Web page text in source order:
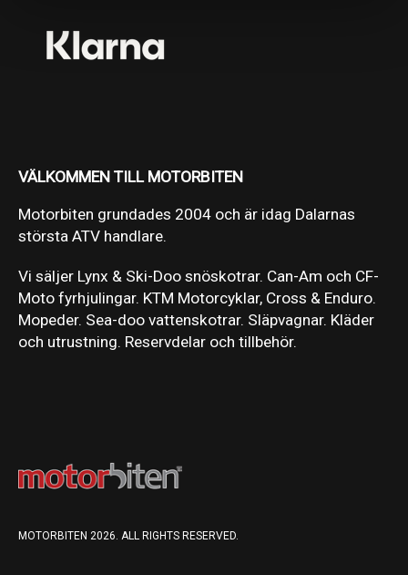
VÄLKOMMEN TILL MOTORBITEN
Motorbiten grundades 2004 och är idag Dalarnas
största ATV handlare.
Vi säljer Lynx & Ski-Doo snöskotrar. Can-Am och CF-
Moto fyrhjulingar. KTM Motorcyklar, Cross & Enduro.
Mopeder. Sea-doo vattenskotrar. Släpvagnar. Kläder
och utrustning. Reservdelar och tillbehör.
MOTORBITEN 2026. ALL RIGHTS RESERVED.